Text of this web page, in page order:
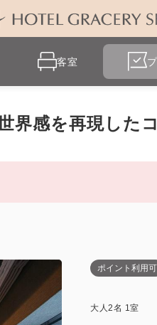
客室
界感を再現した
ポイント利用可
大人2名 1室